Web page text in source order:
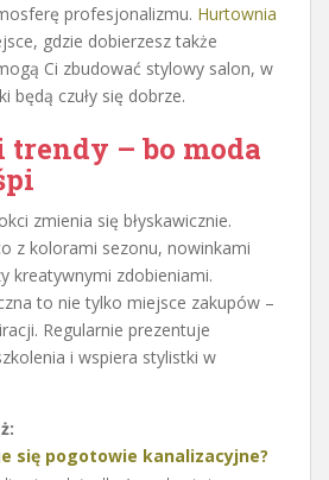
profesjonalizmu. Hurtownia
gdzie dobierzesz także
Ci zbudować stylowy salon, w
będą czuły się dobrze.
– bo moda
zmienia się błyskawicznie.
z kolorami sezonu, nowinkami
kreatywnymi zdobieniami.
to nie tylko miejsce zakupów –
Regularnie prezentuje
i wspiera stylistki w
się pogotowie kanalizacyjne?